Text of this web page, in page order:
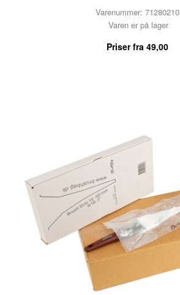
Varenummer: 71280210
Varen er på lager
Priser fra 49,00